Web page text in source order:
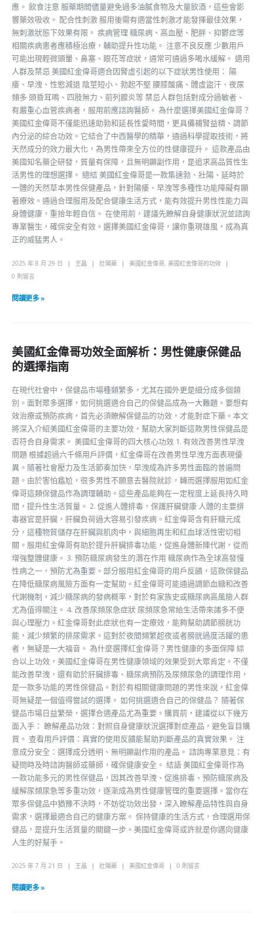
應。 飲食注意 服藥期間儘量避免過多油膩食物及大量飲酒，這些會影
響藥效吸收。 配合性刺激 服用後需有適當性刺激才能發揮最佳效果，
無刺激狀態下效果有限。 疾病管理 糖尿病、高血壓、肥胖、抑鬱症等
相關疾病患者應積極治療，輔助提升性功能。 注意不良反應 少數用戶
可能出現輕微頭暈、鼻塞、眼花等症狀，通常可通過多喝水緩解。 適用
人群及禁忌 美國紅金偉哥適合因腎虛引起的以下症狀男性使用： 陽
痿、早洩、性慾減退 陰莖短小、勃起不堅 腰膝酸痛、體虛盜汗、夜尿
頻多 頭昏耳鳴、四肢無力、前列腺炎等 禁忌人群包括對成分過敏者、
有嚴重心血管疾病者，服用前應諮詢醫師。 為什麼選擇美國紅金偉哥？
美國紅金偉哥不僅能迅速助勃和延長性愛時間，更具備補腎益精、調節
內分泌的綜合功效。它結合了中西醫學的精華，通過科學提取技術，將
天然成分的效力最大化，為男性帶來全方位的性健康提升。 這款產品由
美國知名藥企研發，質量有保障，且無明顯副作用，是追求高品質性生
活男性的理想選擇。 總結 美國紅金偉哥是一款集速勃、壯陽、延時於
一體的天然草本男性保健產品，針對陽痿、早洩等多種性功能障礙有顯
著療效。通過合理服用及配合健康生活方式，能有效提升男性性能力與
身體健康，重拾年輕自信。 在使用前，建議先瞭解自身健康狀況並諮詢
專業醫生，確保安全有效。選擇美國紅金偉哥，讓你重現雄風，成為真
正的威猛男人。
2025 年 8 月 29 日 王晶 壯陽藥 美國紅金偉哥, 美國紅金偉哥的功效
0 則留言
閱讀更多 »
美國紅金偉哥功效全面解析：男性健康保健品
的選擇指南
在現代社會中，保健品市場種類繁多，尤其在國外更是細分成多個類
別。面對眾多選擇，如何挑選適合自己的保健品成為一大難題。要想有
效治療或預防疾病，首先必須瞭解保健品的功效，才能對症下藥。本文
將深入介紹美國紅金偉哥的主要功效，幫助大家判斷這款男性保健品是
否符合自身需求。 美國紅金偉哥的四大核心功效 1. 有效改善男性早洩
問題 根據超過六千條用戶評價，紅金偉哥在改善男性早洩方面表現優
異。隨著社會壓力及生活節奏加快，早洩成為許多男性面臨的普遍問
題。由於害怕尷尬，很多男性不願意去醫院就診，轉而選擇服用如紅金
偉哥這類保健品作為調理輔助。這些產品能夠在一定程度上延長持久時
間，提升性生活質量。 2. 促進人體排毒，保護肝臟健康 人體的主要排
毒器官是肝臟，肝臟負荷過大容易引發疾病。紅金偉哥含有肝糖元成
分，這種物質儲存在肝臟與肌肉中，與細胞再生和紅血球活性密切相
關。服用紅金偉哥有助於提升肝臟排毒功能，促進身體新陳代謝，從而
增強整體健康。 3. 預防糖尿病發生的潛在作用 糖尿病作為全球高發慢
性病之一，預防尤為重要。部分服用紅金偉哥的用戶反饋，這款保健品
在降低糖尿病風險方面有一定幫助。紅金偉哥可能通過調節血糖和改善
代謝機制，減少糖尿病的發病概率，對於有家族史或糖尿病高風險人群
尤為值得關注。 4. 改善尿頻尿急症狀 尿頻尿急常給生活帶來諸多不便
與心理壓力。紅金偉哥對此症狀也有一定療效，能夠幫助調節膀胱功
能，減少頻繁的排尿需求。這對於夜間頻繁起夜或者膀胱過度活躍的患
者，無疑是一大福音。 為什麼選擇紅金偉哥？男性健康的多面保障 綜
合以上功效，美國紅金偉哥在男性健康領域的效果受到大眾肯定。不僅
能改善早洩，還有助於肝臟排毒、糖尿病預防及尿頻尿急的調理作用，
是一款多功能的男性保健品。對於有相關健康問題的男性來說，紅金偉
哥無疑是一個值得嘗試的選擇。 如何挑選適合自己的保健品？ 隨著保
健品市場日益繁榮，選擇合適產品尤為重要。購買前，建議從以下幾方
面入手： 瞭解產品功效：對照自身健康狀況選擇對症產品，避免盲目購
買。 查看用戶評價：真實的使用反饋能幫助判斷產品的真實效果。 注
意成分安全：選擇成分透明、無明顯副作用的產品。 諮詢專業意見：有
疑問時及時諮詢醫師或藥師，確保健康安全。 結語 美國紅金偉哥作為
一款功能多元的男性保健品，因其改善早洩、促進排毒、預防糖尿病及
緩解尿頻尿急等多重功效，逐漸成為男性健康管理的重要選擇。當你在
眾多保健品中猶豫不決時，不妨從功效出發，深入瞭解產品特性與自身
需求，選擇最適合自己的健康方案。 保持健康的生活方式，合理選用保
健品，是提升生活質量的關鍵一步。美國紅金偉哥或許就是你邁向健康
人生的好幫手。
2025 年 7 月 21 日 王晶 壯陽藥 美國紅金偉哥 0 則留言
閱讀更多 »